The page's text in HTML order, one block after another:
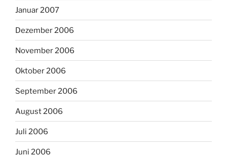
Januar 2007
Dezember 2006
November 2006
Oktober 2006
September 2006
August 2006
Juli 2006
Juni 2006